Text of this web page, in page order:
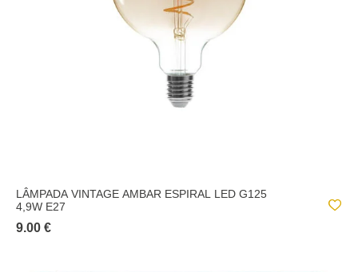
LÂMPADA VINTAGE AMBAR ESPIRAL LED G125
4,9W E27
9.00 €